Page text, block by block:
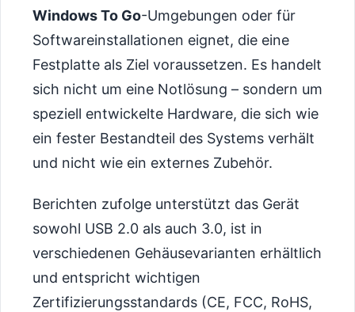
Windows To Go-Umgebungen oder für
Softwareinstallationen eignet, die eine
Festplatte als Ziel voraussetzen. Es handelt
sich nicht um eine Notlösung – sondern um
speziell entwickelte Hardware, die sich wie
ein fester Bestandteil des Systems verhält
und nicht wie ein externes Zubehör.
Berichten zufolge unterstützt das Gerät
sowohl USB 2.0 als auch 3.0, ist in
verschiedenen Gehäusevarianten erhältlich
und entspricht wichtigen
Zertifizierungsstandards (CE, FCC, RoHS,